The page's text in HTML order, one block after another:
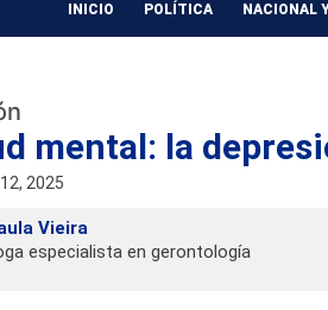
INICIO POLÍTICA NACIONAL
mental: la
2025
Vieira
especialista en gerontología